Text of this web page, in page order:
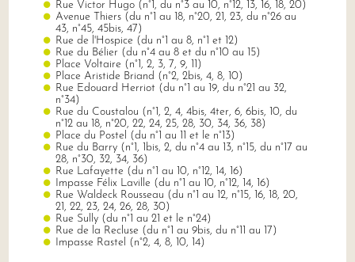
Rue Victor Hugo (n°1, du n°3 au 10, n°12, 13, 16, 18, 20)
Avenue Thiers (du n°1 au 18, n°20, 21, 23, du n°26 au
43, n°45, 45bis, 47)
Rue de l'Hospice (du n°1 au 8, n°1 et 12)
Rue du Bélier (du n°4 au 8 et du n°10 au 15)
Place Voltaire (n°1, 2, 3, 7, 9, 11)
Place Aristide Briand (n°2, 2bis, 4, 8, 10)
Rue Edouard Herriot (du n°1 au 19, du n°21 au 32,
n°34)
Rue du Coustalou (n°1, 2, 4, 4bis, 4ter, 6, 6bis, 10, du
n°12 au 18, n°20, 22, 24, 25, 28, 30, 34, 36, 38)
Place du Postel (du n°1 au 11 et le n°13)
Rue du Barry (n°1, 1bis, 2, du n°4 au 13, n°15, du n°17 au
28, n°30, 32, 34, 36)
Rue Lafayette (du n°1 au 10, n°12, 14, 16)
Impasse Félix Laville (du n°1 au 10, n°12, 14, 16)
Rue Waldeck Rousseau (du n°1 au 12, n°15, 16, 18, 20,
21, 22, 23, 24, 26, 28, 30)
Rue Sully (du n°1 au 21 et le n°24)
Rue de la Recluse (du n°1 au 9bis, du n°11 au 17)
Impasse Rastel (n°2, 4, 8, 10, 14)